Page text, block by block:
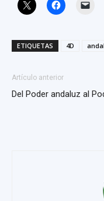
ETIQUETAS 4D
Artículo anterior
Del Poder andaluz al